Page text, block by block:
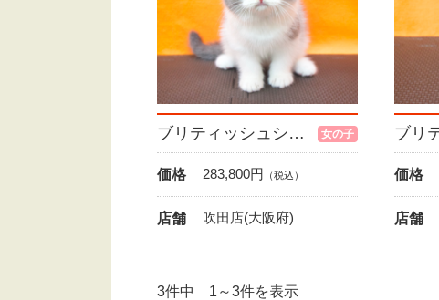
ブリティッシュショートヘア 女の子
価格 283,800円 （税込）
店舗 吹田店(大阪府)
価格
店舗
3件中 1～3件を表示